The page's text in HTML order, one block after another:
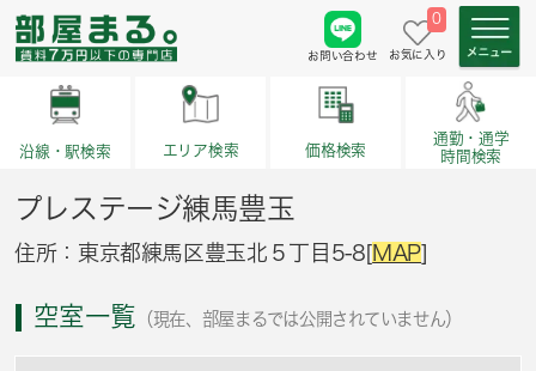
お問い合わせ
0
お気に入り
沿線・駅検索 エリア検索 価格検索
通勤・通学
時間検索
プレステージ練馬豊玉
住所：東京都練馬区豊玉北５丁目5-8[MAP]
空室一覧 （現在、部屋まるでは公開されていません）